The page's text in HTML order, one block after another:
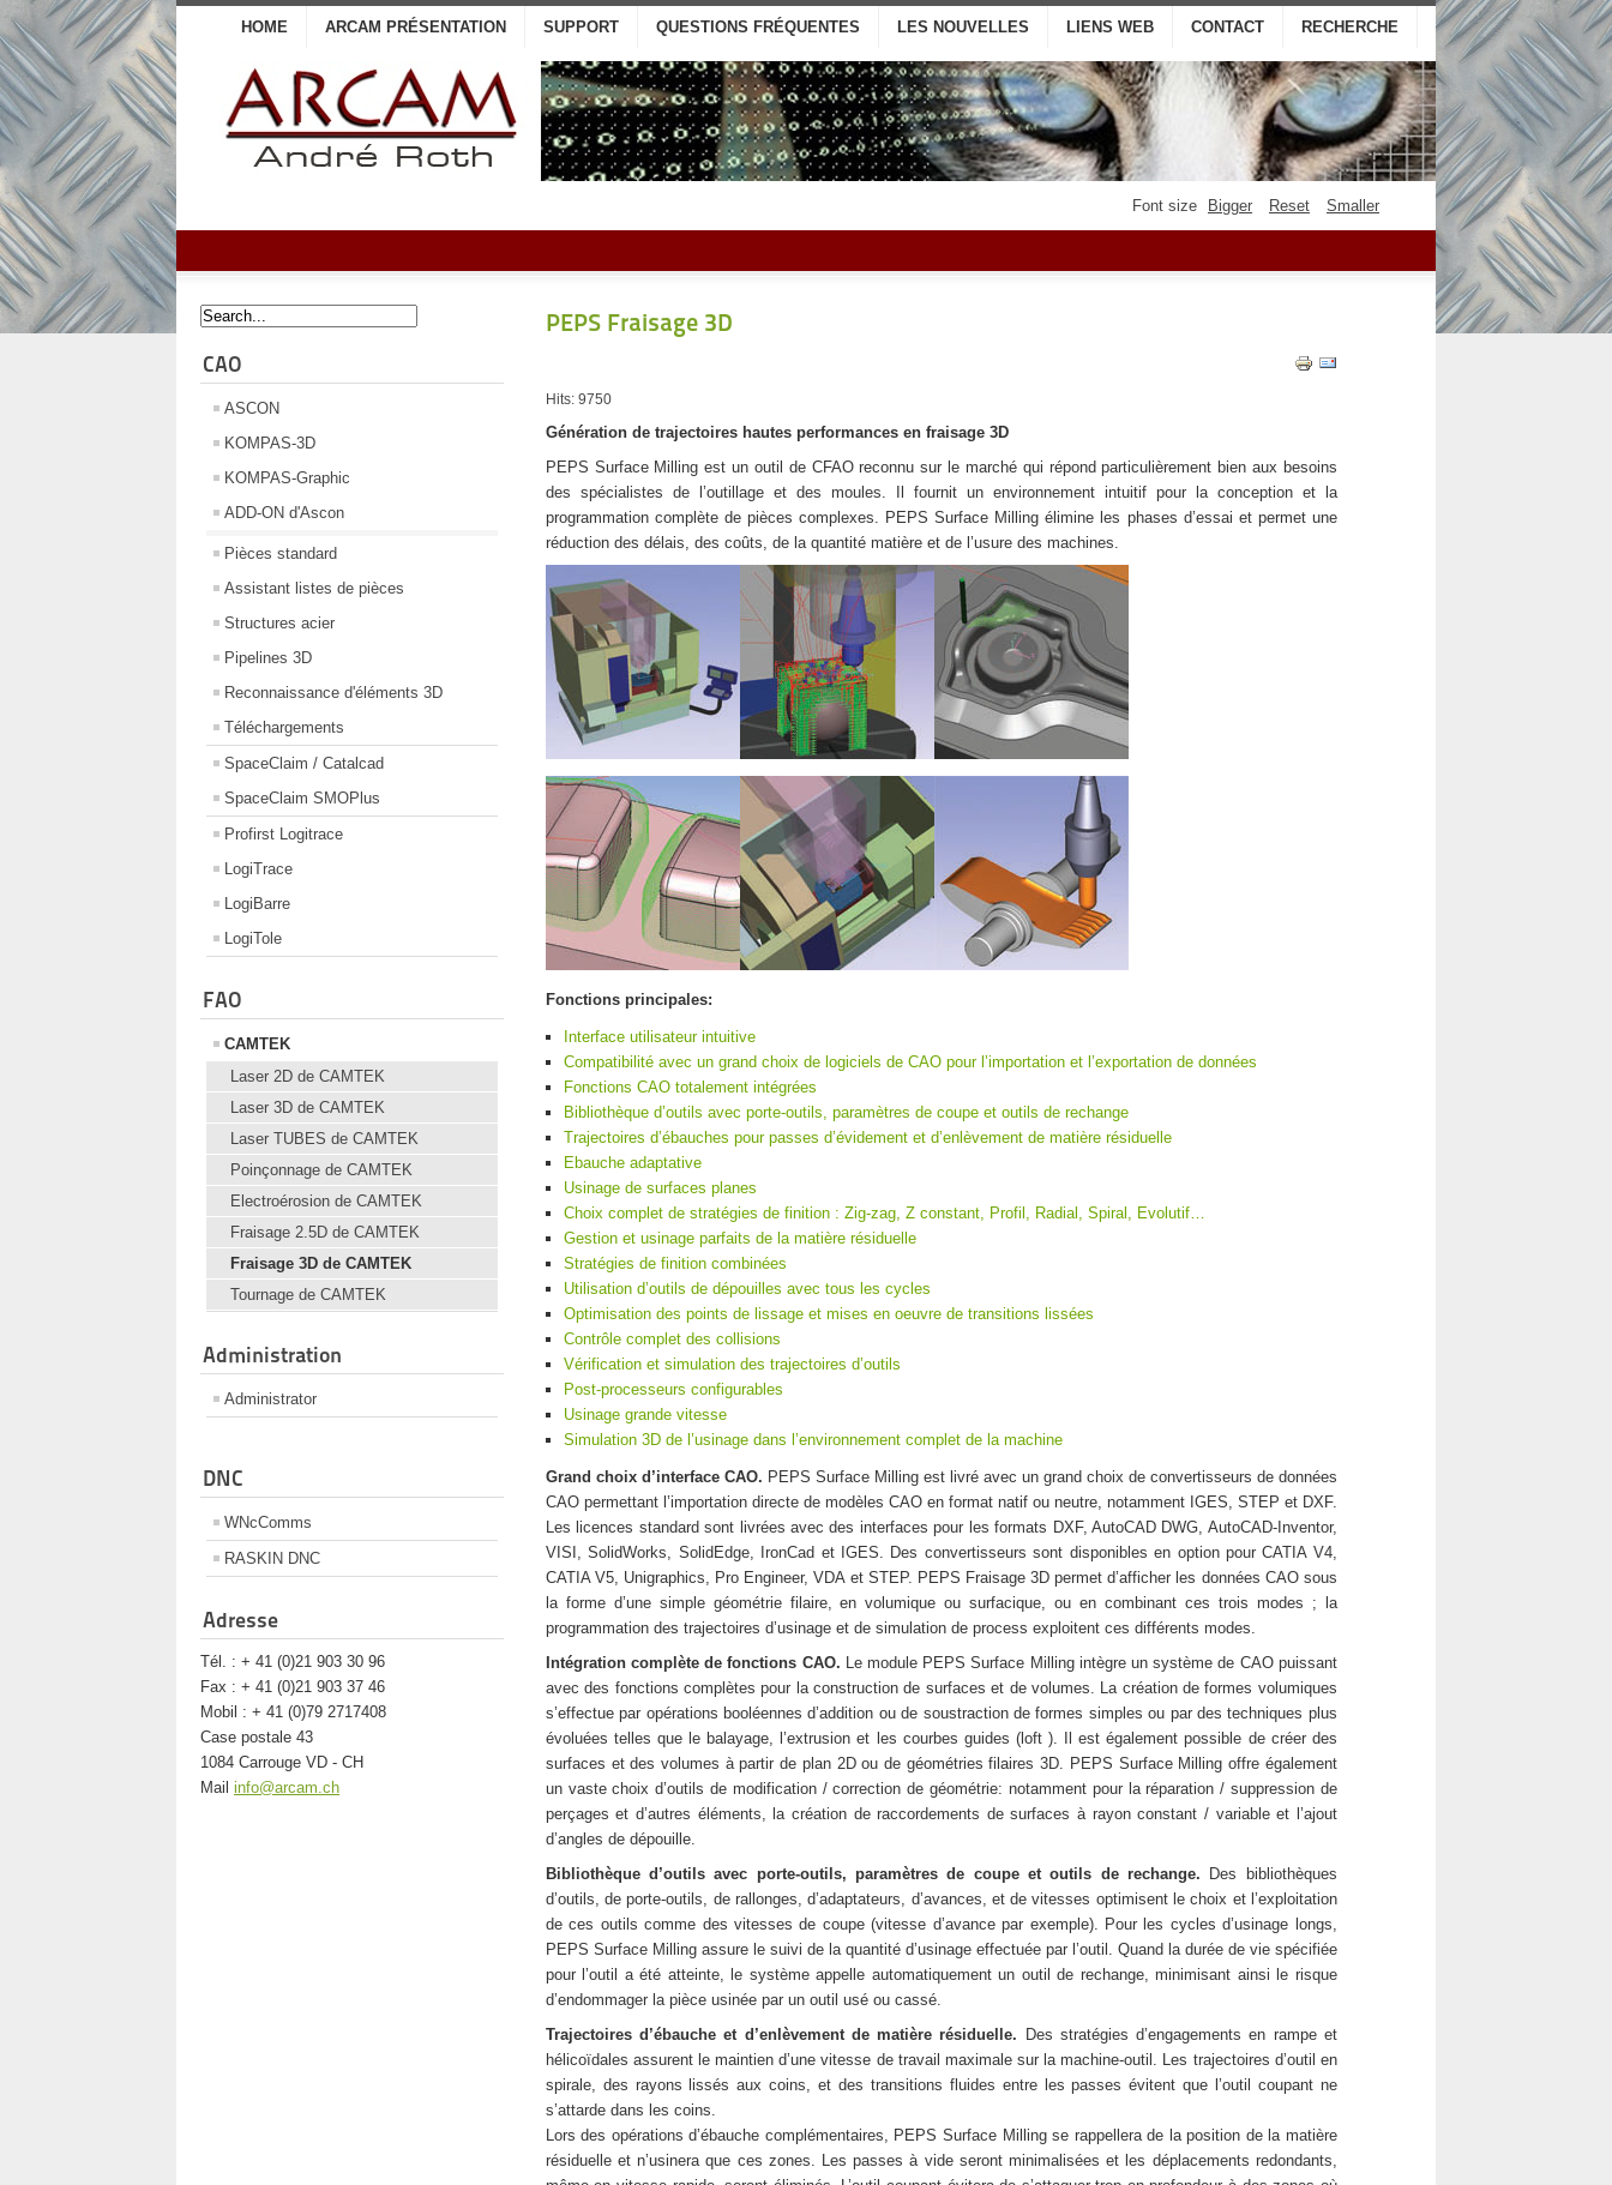
HOME ARCAM PRÉSENTATION SUPPORT QUESTIONS FRÉQUENTES LES NOUVELLES LIENS WEB CONTACT RECHERCHE
Font size Bigger Reset Smaller
CAO
ASCON
KOMPAS-3D
KOMPAS-Graphic
ADD-ON d'Ascon
Pièces standard
Assistant listes de pièces
Structures acier
Pipelines 3D
Reconnaissance d'éléments 3D
Téléchargements
SpaceClaim / Catalcad
SpaceClaim SMOPlus
Profirst Logitrace
LogiTrace
LogiBarre
LogiTole
FAO
CAMTEK
Laser 2D de CAMTEK
Laser 3D de CAMTEK
Laser TUBES de CAMTEK
Poinçonnage de CAMTEK
Electroérosion de CAMTEK
Fraisage 2.5D de CAMTEK
Fraisage 3D de CAMTEK
Tournage de CAMTEK
Administration
Administrator
DNC
WNcComms
RASKIN DNC
Adresse
Tél. : + 41 (0)21 903 30 96
Fax : + 41 (0)21 903 37 46
Mobil : + 41 (0)79 2717408
Case postale 43
1084 Carrouge VD - CH
Mail info@arcam.ch
PEPS Fraisage 3D
Hits: 9750
Génération de trajectoires hautes performances en fraisage 3D
PEPS Surface Milling est un outil de CFAO reconnu sur le marché qui répond particulièrement bien aux besoins
des spécialistes de l’outillage et des moules. Il fournit un environnement intuitif pour la conception et la
programmation complète de pièces complexes. PEPS Surface Milling élimine les phases d’essai et permet une
réduction des délais, des coûts, de la quantité matière et de l’usure des machines.
Fonctions principales:
Interface utilisateur intuitive
Compatibilité avec un grand choix de logiciels de CAO pour l’importation et l’exportation de données
Fonctions CAO totalement intégrées
Bibliothèque d’outils avec porte-outils, paramètres de coupe et outils de rechange
Trajectoires d’ébauches pour passes d’évidement et d’enlèvement de matière résiduelle
Ebauche adaptative
Usinage de surfaces planes
Choix complet de stratégies de finition : Zig-zag, Z constant, Profil, Radial, Spiral, Evolutif…
Gestion et usinage parfaits de la matière résiduelle
Stratégies de finition combinées
Utilisation d’outils de dépouilles avec tous les cycles
Optimisation des points de lissage et mises en oeuvre de transitions lissées
Contrôle complet des collisions
Vérification et simulation des trajectoires d’outils
Post-processeurs configurables
Usinage grande vitesse
Simulation 3D de l’usinage dans l’environnement complet de la machine
Grand choix d’interface CAO. PEPS Surface Milling est livré avec un grand choix de convertisseurs de données
CAO permettant l’importation directe de modèles CAO en format natif ou neutre, notamment IGES, STEP et DXF.
Les licences standard sont livrées avec des interfaces pour les formats DXF, AutoCAD DWG, AutoCAD-Inventor,
VISI, SolidWorks, SolidEdge, IronCad et IGES. Des convertisseurs sont disponibles en option pour CATIA V4,
CATIA V5, Unigraphics, Pro Engineer, VDA et STEP. PEPS Fraisage 3D permet d’afficher les données CAO sous
la forme d’une simple géométrie filaire, en volumique ou surfacique, ou en combinant ces trois modes ; la
programmation des trajectoires d’usinage et de simulation de process exploitent ces différents modes.
Intégration complète de fonctions CAO. Le module PEPS Surface Milling intègre un système de CAO puissant
avec des fonctions complètes pour la construction de surfaces et de volumes. La création de formes volumiques
s’effectue par opérations booléennes d’addition ou de soustraction de formes simples ou par des techniques plus
évoluées telles que le balayage, l’extrusion et les courbes guides (loft ). Il est également possible de créer des
surfaces et des volumes à partir de plan 2D ou de géométries filaires 3D. PEPS Surface Milling offre également
un vaste choix d’outils de modification / correction de géométrie: notamment pour la réparation / suppression de
perçages et d’autres éléments, la création de raccordements de surfaces à rayon constant / variable et l’ajout
d’angles de dépouille.
Bibliothèque d’outils avec porte-outils, paramètres de coupe et outils de rechange. Des bibliothèques
d’outils, de porte-outils, de rallonges, d’adaptateurs, d’avances, et de vitesses optimisent le choix et l’exploitation
de ces outils comme des vitesses de coupe (vitesse d’avance par exemple). Pour les cycles d’usinage longs,
PEPS Surface Milling assure le suivi de la quantité d’usinage effectuée par l’outil. Quand la durée de vie spécifiée
pour l’outil a été atteinte, le système appelle automatiquement un outil de rechange, minimisant ainsi le risque
d’endommager la pièce usinée par un outil usé ou cassé.
Trajectoires d’ébauche et d’enlèvement de matière résiduelle. Des stratégies d’engagements en rampe et
hélicoïdales assurent le maintien d’une vitesse de travail maximale sur la machine-outil. Les trajectoires d’outil en
spirale, des rayons lissés aux coins, et des transitions fluides entre les passes évitent que l’outil coupant ne
s’attarde dans les coins.
Lors des opérations d’ébauche complémentaires, PEPS Surface Milling se rappellera de la position de la matière
résiduelle et n’usinera que ces zones. Les passes à vide seront minimalisées et les déplacements redondants,